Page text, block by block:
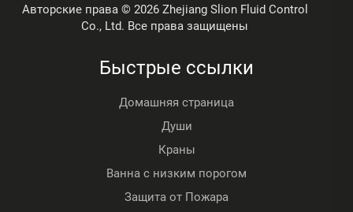
Авторские права © 2026 Zhejiang Slion Fluid Control
Co., Ltd. Все права защищены
Быстрые ссылки
Домашняя страница
Души
Краны
Ванна с низким порогом
Защита от Пожара